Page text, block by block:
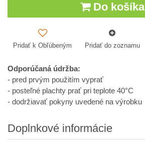
Do košíka
Pridať k Obľúbeným Pridať do zoznamu
Odporúčaná údržba:
- pred prvým použitím vyprať
- posteľné plachty prať pri teplote 40°C
- dodržiavať pokyny uvedené na výrobku
Doplnkové informácie